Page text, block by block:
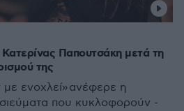
Παπουτσάκη μετά τη
της
ενοχλεί» ανέφερε η
που κυκλοφορούν -